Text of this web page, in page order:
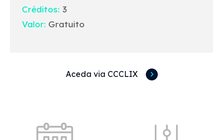
Créditos: 3
Valor: Gratuito
Aceda via CCCLIX